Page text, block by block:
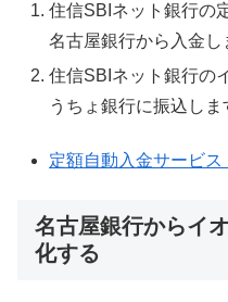
住信SBIネット銀行の
名古屋銀行から入金し
住信SBIネット銀行の
うちょ銀行に振込しま
定額自動入金サービス
名古屋銀行からイ
化する